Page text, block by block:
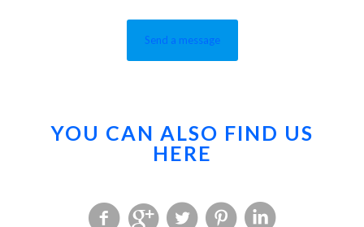
YOU CAN ALSO FIND US
HERE